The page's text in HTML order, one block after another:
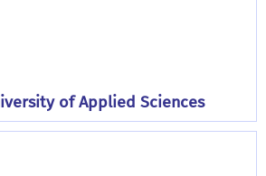
of Applied Sciences